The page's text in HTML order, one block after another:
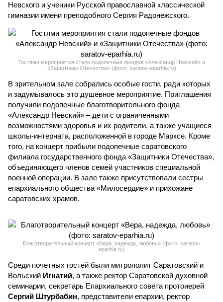
Невского и ученики Русской православной классической
гимназии имени преподобного Сергия Радонежского.
Гостями мероприятия стали подопечные фондов «Александр Невский» и
«Защитники Отечества» (фото: saratov-eparhia.ru)
В зрительном зале собрались особые гости, ради которых
и задумывалось это душевное мероприятие. Приглашения
получили подопечные благотворительного фонда
«Александр Невский» – дети с ограниченными
возможностями здоровья и их родители, а также учащиеся
школы-интерната, расположенной в городе Марксе. Кроме
того, на концерт прибыли подопечные саратовского
филиала государственного фонда «Защитники Отечества»,
объединяющего членов семей участников специальной
военной операции. В зале также присутствовали сестры
епархиального общества «Милосердие» и прихожане
саратовских храмов.
Благотворительный концерт «Вера, надежда, любовь» (фото: saratov-
eparhia.ru)
Среди почетных гостей были митрополит Саратовский и
Вольский Игнатий, а также ректор Саратовской духовной
семинарии, секретарь Епархиального совета протоиерей
Сергий Штурбабин, представители епархии, ректор